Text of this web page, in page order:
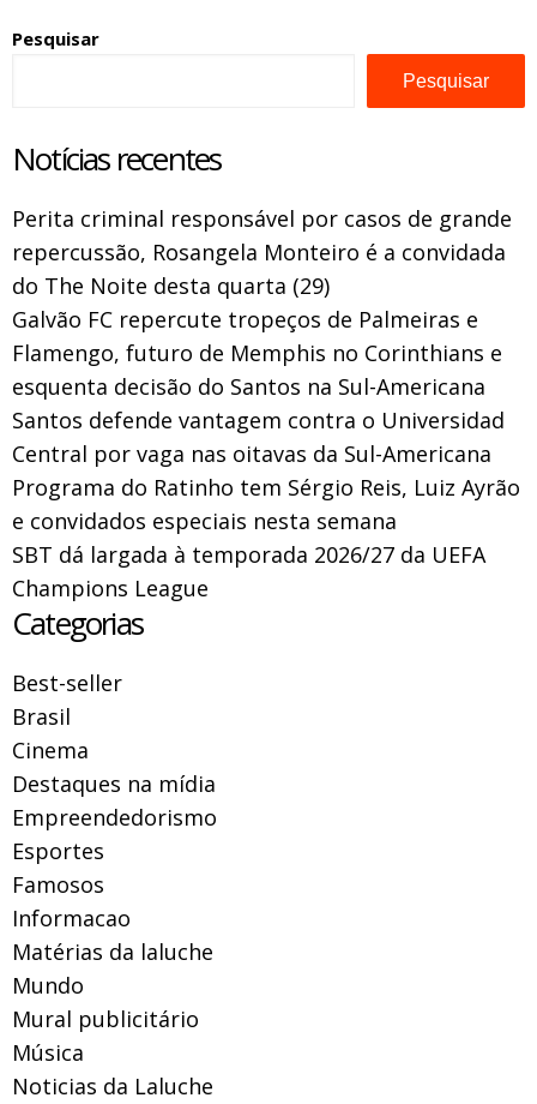
Pesquisar
Pesquisar
Notícias recentes
Perita criminal responsável por casos de grande
repercussão, Rosangela Monteiro é a convidada
do The Noite desta quarta (29)
Galvão FC repercute tropeços de Palmeiras e
Flamengo, futuro de Memphis no Corinthians e
esquenta decisão do Santos na Sul-Americana
Santos defende vantagem contra o Universidad
Central por vaga nas oitavas da Sul-Americana
Programa do Ratinho tem Sérgio Reis, Luiz Ayrão
e convidados especiais nesta semana
SBT dá largada à temporada 2026/27 da UEFA
Champions League
Categorias
Best-seller
Brasil
Cinema
Destaques na mídia
Empreendedorismo
Esportes
Famosos
Informacao
Matérias da laluche
Mundo
Mural publicitário
Música
Noticias da Laluche